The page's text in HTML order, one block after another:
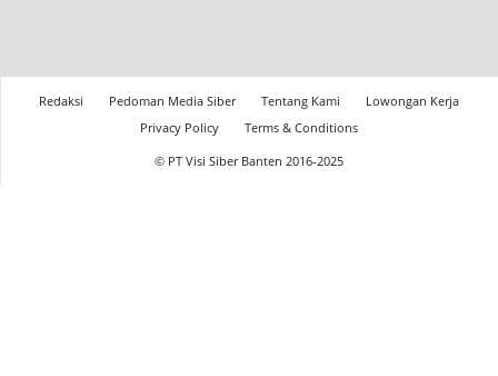
Redaksi Pedoman Media Siber Tentang Kami
Lowongan Kerja
Privacy Policy
Terms & Conditions
© PT Visi Siber Banten 2016-2025